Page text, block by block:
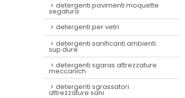
detergenti pavimenti moquette
segatura
detergenti per vetri
detergenti sanificanti ambienti
sup dure
detergenti sgaras attrezzature
meccanich
detergenti sgrassatori
attrezzature sani